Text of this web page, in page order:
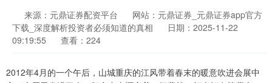
来源：元鼎证券配资平台
网站：元鼎证券_元鼎证券app官方
下载_深度解析投资者必须知道的真相
日期：2025-11-22
09:19:55
查看：224
2012年4月的一个午后，山城重庆的江风带着春末的暖意吹进会展中